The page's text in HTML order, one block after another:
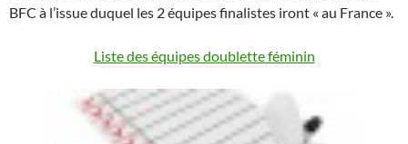
BFC à l’issue duquel les 2 équipes finalistes iront « au France ».
Liste des équipes doublette féminin